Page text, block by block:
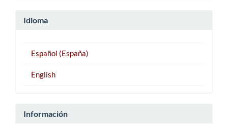
Idioma
Español (España)
English
Información